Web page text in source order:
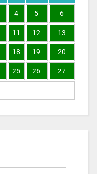
4 5 6
11 12 13
18 19 20
25 26 27